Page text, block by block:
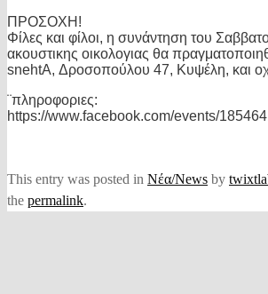
ΠΡΟΣΟΧΗ!
Φίλες και φίλοι, η συνάντηση του
ακουστικης οικολογιας θα
snehtA, Δροσοπούλου 47, Κυψέλη, και
¨πληροφοριες:
https://www.facebook.com/events/
This entry was posted in Νέα/News by
the permalink.